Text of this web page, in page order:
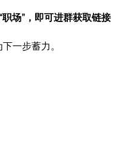
场”，即可进群获取链接
一步蓄力。